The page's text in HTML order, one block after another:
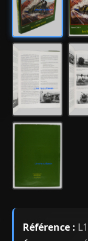
Référence :